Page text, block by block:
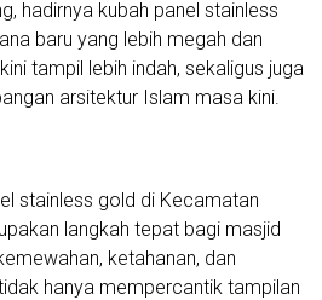
hadirnya kubah panel stainless
baru yang lebih megah dan
tampil lebih indah, sekaligus juga
arsitektur Islam masa kini.
stainless gold di Kecamatan
langkah tepat bagi masjid
ketahanan, dan
hanya mempercantik tampilan